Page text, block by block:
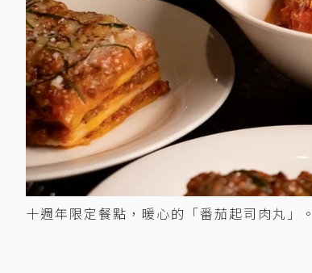
十週年限定餐點，暖心的「番茄起司肉丸」